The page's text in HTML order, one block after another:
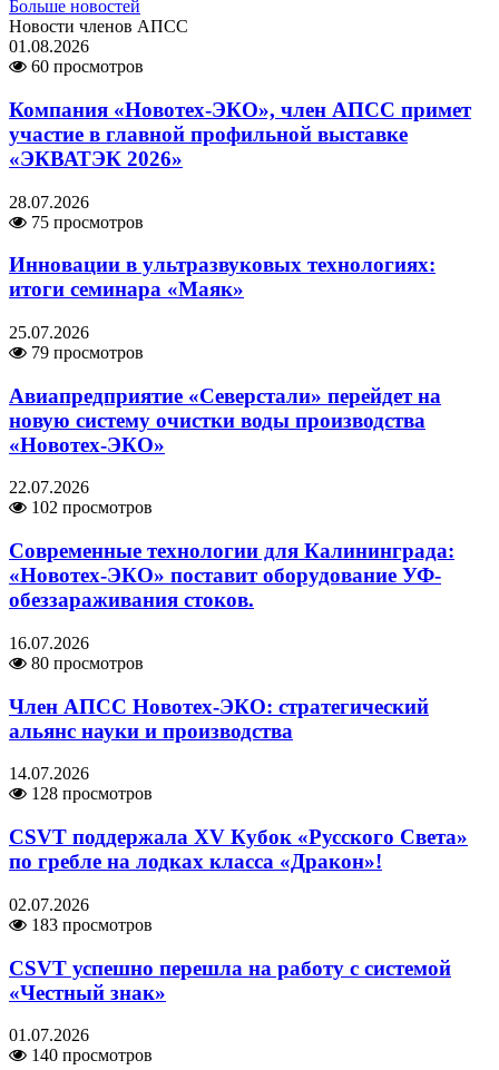
Больше новостей
Новости членов АПСС
01.08.2026
60 просмотров
Компания «Новотех-ЭКО», член АПСС примет
участие в главной профильной выставке
«ЭКВАТЭК 2026»
28.07.2026
75 просмотров
Инновации в ультразвуковых технологиях:
итоги семинара «Маяк»
25.07.2026
79 просмотров
Авиапредприятие «Северстали» перейдет на
новую систему очистки воды производства
«Новотех-ЭКО»
22.07.2026
102 просмотров
Современные технологии для Калининграда:
«Новотех-ЭКО» поставит оборудование УФ-
обеззараживания стоков.
16.07.2026
80 просмотров
Член АПСС Новотех-ЭКО: стратегический
альянс науки и производства
14.07.2026
128 просмотров
CSVT поддержала XV Кубок «Русского Света»
по гребле на лодках класса «Дракон»!
02.07.2026
183 просмотров
CSVT успешно перешла на работу с системой
«Честный знак»
01.07.2026
140 просмотров